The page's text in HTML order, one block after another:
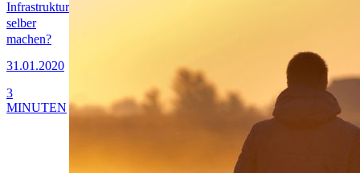
Infrastruktur
selber
machen?
31.01.2020
3
MINUTEN